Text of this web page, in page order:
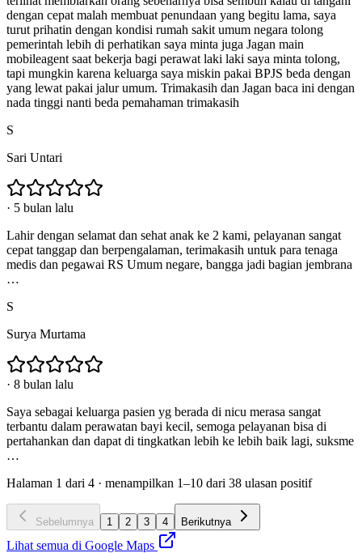
dengan cepat malah membuat penundaan yang begitu lama, saya
turut prihatin dengan kondisi rumah sakit umum negara tolong
pemerintah lebih di perhatikan saya minta juga Jagan main
mobileagent saat bekerja bagi perawat laki laki saya minta tolong,
tapi mungkin karena keluarga saya miskin pakai BPJS beda dengan
yang lewat pakai jalur umum. Trimakasih dan Jagan baca ini dengan
nada tinggi nanti beda pemahaman trimakasih
S
Sari Untari
· 5 bulan lalu
Lahir dengan selamat dan sehat anak ke 2 kami, pelayanan sangat
cepat tanggap dan berpengalaman, terimakasih untuk para tenaga
medis dan pegawai RS Umum negare, bangga jadi bagian jembrana
…
S
Surya Murtama
· 8 bulan lalu
Saya sebagai keluarga pasien yg berada di nicu merasa sangat
terbantu dalam perawatan bayi kecil, semoga pelayanan bisa di
pertahankan dan dapat di tingkatkan lebih ke lebih baik lagi, suksme
…
Halaman 1 dari 4 · menampilkan 1–10 dari 38 ulasan positif
Sebelumnya 1 2 3 4 Berikutnya
Lihat semua di Google Maps